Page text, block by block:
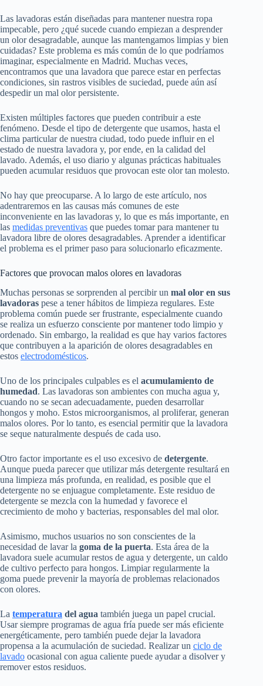
Las lavadoras están diseñadas para mantener nuestra ropa
impecable, pero ¿qué sucede cuando empiezan a desprender
un olor desagradable, aunque las mantengamos limpias y bien
cuidadas? Este problema es más común de lo que podríamos
imaginar, especialmente en Madrid. Muchas veces,
encontramos que una lavadora que parece estar en perfectas
condiciones, sin rastros visibles de suciedad, puede aún así
despedir un mal olor persistente.
Existen múltiples factores que pueden contribuir a este
fenómeno. Desde el tipo de detergente que usamos, hasta el
clima particular de nuestra ciudad, todo puede influir en el
estado de nuestra lavadora y, por ende, en la calidad del
lavado. Además, el uso diario y algunas prácticas habituales
pueden acumular residuos que provocan este olor tan molesto.
No hay que preocuparse. A lo largo de este artículo, nos
adentraremos en las causas más comunes de este
inconveniente en las lavadoras y, lo que es más importante, en
las medidas preventivas que puedes tomar para mantener tu
lavadora libre de olores desagradables. Aprender a identificar
el problema es el primer paso para solucionarlo eficazmente.
Factores que provocan malos olores en lavadoras
Muchas personas se sorprenden al percibir un mal olor en sus
lavadoras pese a tener hábitos de limpieza regulares. Este
problema común puede ser frustrante, especialmente cuando
se realiza un esfuerzo consciente por mantener todo limpio y
ordenado. Sin embargo, la realidad es que hay varios factores
que contribuyen a la aparición de olores desagradables en
estos electrodomésticos.
Uno de los principales culpables es el acumulamiento de
humedad. Las lavadoras son ambientes con mucha agua y,
cuando no se secan adecuadamente, pueden desarrollar
hongos y moho. Estos microorganismos, al proliferar, generan
malos olores. Por lo tanto, es esencial permitir que la lavadora
se seque naturalmente después de cada uso.
Otro factor importante es el uso excesivo de detergente.
Aunque pueda parecer que utilizar más detergente resultará en
una limpieza más profunda, en realidad, es posible que el
detergente no se enjuague completamente. Este residuo de
detergente se mezcla con la humedad y favorece el
crecimiento de moho y bacterias, responsables del mal olor.
Asimismo, muchos usuarios no son conscientes de la
necesidad de lavar la goma de la puerta. Esta área de la
lavadora suele acumular restos de agua y detergente, un caldo
de cultivo perfecto para hongos. Limpiar regularmente la
goma puede prevenir la mayoría de problemas relacionados
con olores.
La temperatura del agua también juega un papel crucial.
Usar siempre programas de agua fría puede ser más eficiente
energéticamente, pero también puede dejar la lavadora
propensa a la acumulación de suciedad. Realizar un ciclo de
lavado ocasional con agua caliente puede ayudar a disolver y
remover estos residuos.